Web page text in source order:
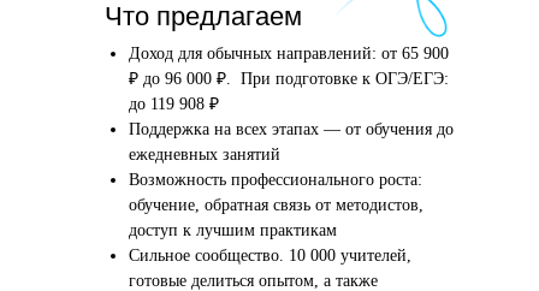
Что предлагаем
Доход для обычных направлений: от 65 900
₽ до 96 000 ₽. При подготовке к ОГЭ/ЕГЭ:
до 119 908 ₽
Поддержка на всех этапах — от обучения до
ежедневных занятий
Возможность профессионального роста:
обучение, обратная связь от методистов,
доступ к лучшим практикам
Сильное сообщество. 10 000 учителей,
готовые делиться опытом, а также
после того, как вы
оставите заявку
Английский язык Школьные предметы
Аудиоинтервью